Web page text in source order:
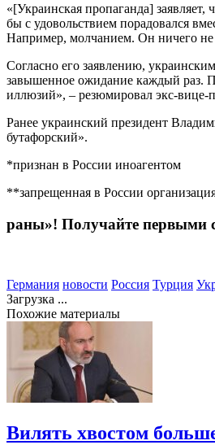
«[Украинская пропаганда]
бы с удовольствием порадовался
Например, молчанием. Он ничего не
Согласно его заявлению,
завышенное ожидание каждый раз.
иллюзий», – резюмировал экс-вице-
Ранее украинский президент
бутафорский».
*признан в России иноагентом
**запрещенная в России
раны»! Получайте первыми
Германия новости Россия Турция
Загрузка ...
Похожие материалы
Вилять хвостом